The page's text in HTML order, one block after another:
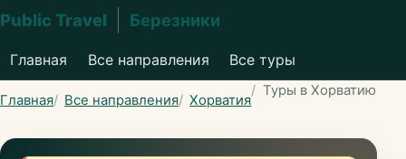
Public Travel Березники
Главная Все направления Все туры
Главная Все направления Хорватия
Туры в Хорватию